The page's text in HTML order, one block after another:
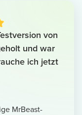
von
und war
ich jetzt
MrBeast-